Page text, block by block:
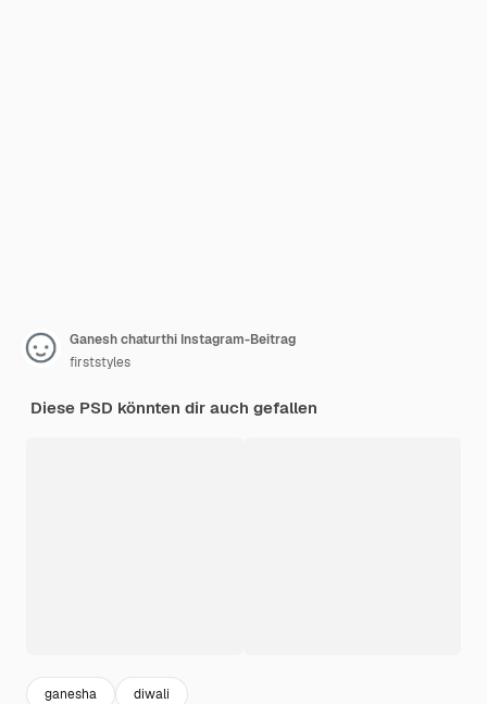
Ganesh chaturthi Instagram-Beitrag
firststyles
Diese PSD könnten dir auch gefallen
ganesha diwali